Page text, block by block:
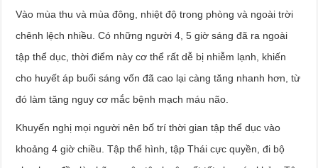
Vào mùa thu và mùa đông, nhiệt độ trong phòng và ngoài trời
chênh lệch nhiều. Có những người 4, 5 giờ sáng đã ra ngoài
tập thể dục, thời điểm này cơ thể rất dễ bị nhiễm lạnh, khiến
cho huyết áp buổi sáng vốn đã cao lại càng tăng nhanh hơn, từ
đó làm tăng nguy cơ mắc bệnh mạch máu não.
Khuyến nghị mọi người nên bố trí thời gian tập thể dục vào
khoảng 4 giờ chiều. Tập thể hình, tập Thái cực quyền, đi bộ